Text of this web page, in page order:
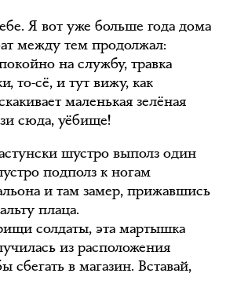
Я вот уже больше года дома
между тем продолжал:
на службу, травка
то-сё, и тут вижу, как
маленькая зелёная
сюда, уёбище!
шустро выполз один
подполз к ногам
и там замер, прижавшись
плаца.
солдаты, эта мартышка
из расположения
сбегать в магазин. Вставай,